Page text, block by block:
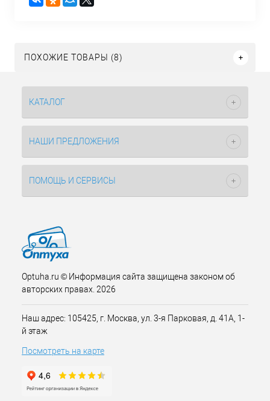
ПОХОЖИЕ ТОВАРЫ (8)
КАТАЛОГ
НАШИ ПРЕДЛОЖЕНИЯ
ПОМОЩЬ И СЕРВИСЫ
Optuha.ru © Информация сайта защищена законом об
авторских правах. 2026
Наш адрес: 105425, г. Москва, ул. 3-я Парковая, д. 41А, 1-
й этаж
Посмотреть на карте